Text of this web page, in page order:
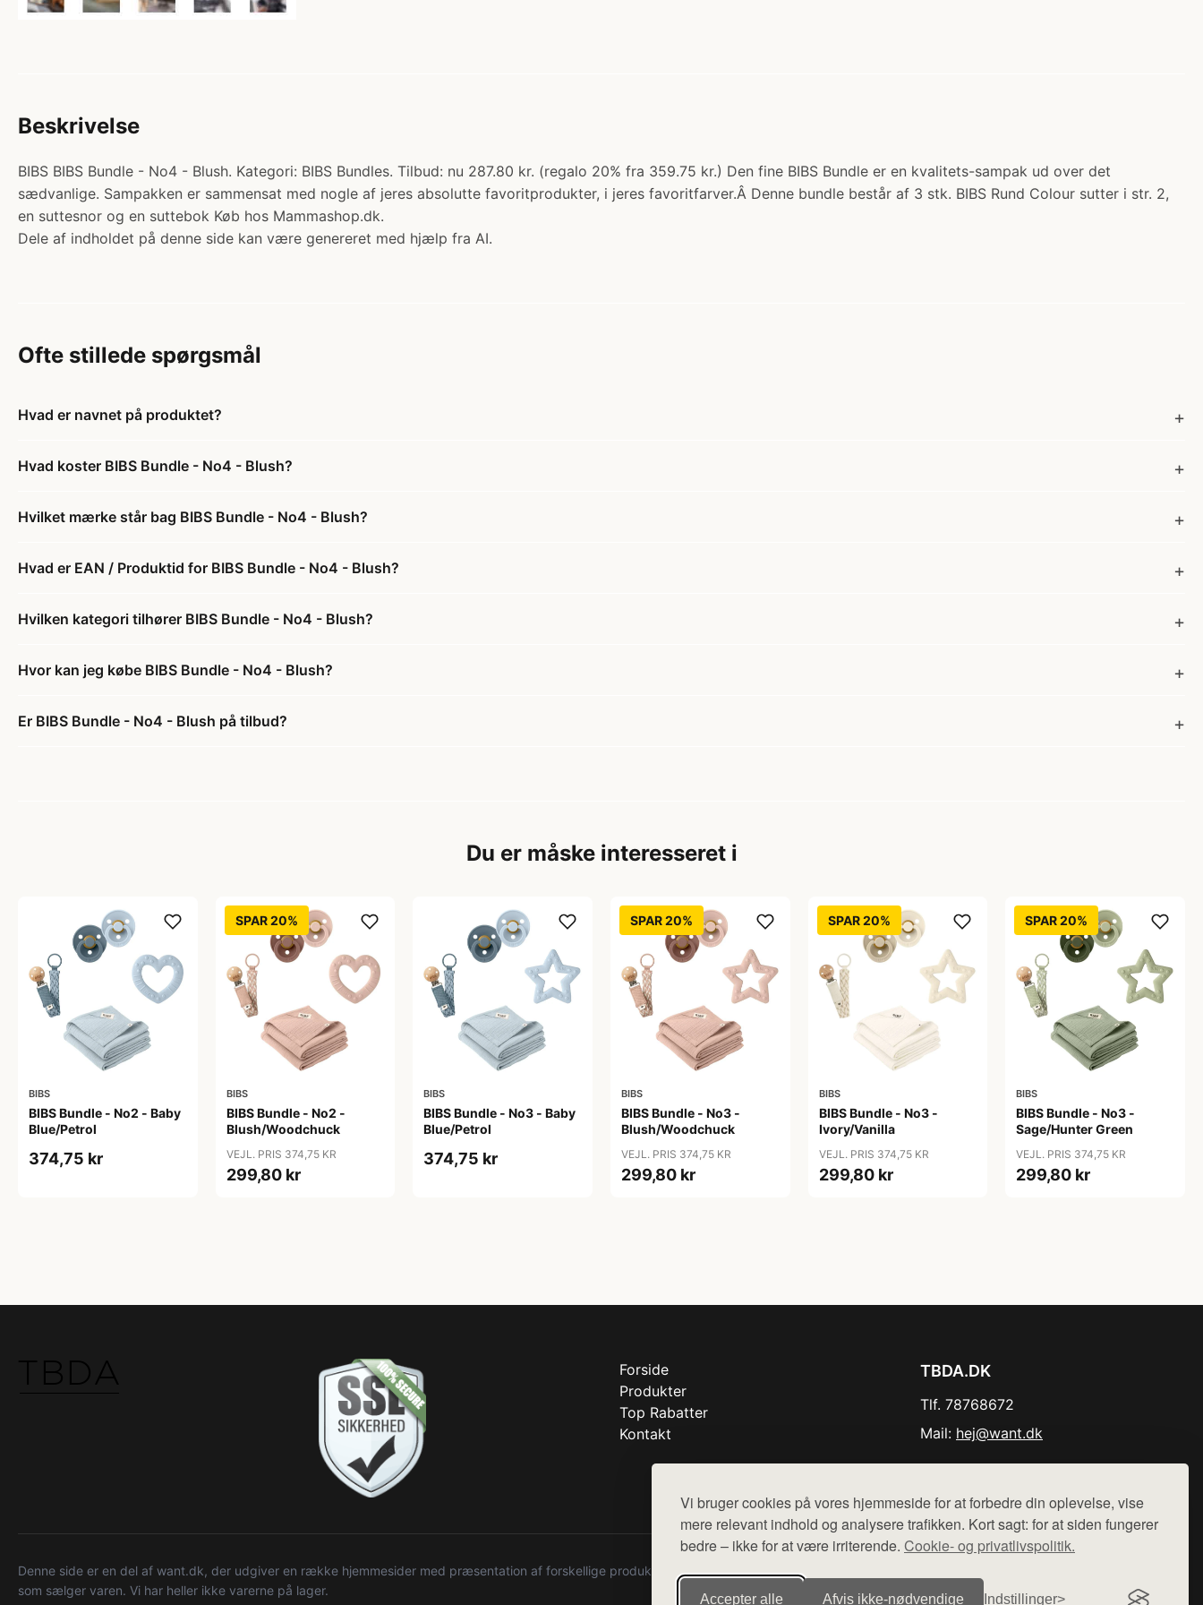
Vi bruger cookies på vores hjemmeside for at forbedre din oplevelse, vise
mere relevant indhold og analysere trafikken. Kort sagt: for at siden fungerer
bedre – ikke for at være irriterende. Cookie- og privatlivspolitik.
Accepter alle Afvis ikke‑nødvendige Indstillinger
Beskrivelse
BIBS BIBS Bundle - No4 - Blush. Kategori: BIBS Bundles. Tilbud: nu 287.80 kr. (regalo 20% fra 359.75 kr.) Den fine BIBS Bundle er en kvalitets-sampak ud over det
sædvanlige. Sampakken er sammensat med nogle af jeres absolutte favoritprodukter, i jeres favoritfarver.Â Denne bundle består af 3 stk. BIBS Rund Colour sutter i str. 2,
en suttesnor og en suttebok Køb hos Mammashop.dk.
Dele af indholdet på denne side kan være genereret med hjælp fra AI.
Ofte stillede spørgsmål
Hvad er navnet på produktet?
Hvad koster BIBS Bundle - No4 - Blush?
Hvilket mærke står bag BIBS Bundle - No4 - Blush?
Hvad er EAN / Produktid for BIBS Bundle - No4 - Blush?
Hvilken kategori tilhører BIBS Bundle - No4 - Blush?
Hvor kan jeg købe BIBS Bundle - No4 - Blush?
Er BIBS Bundle - No4 - Blush på tilbud?
Du er måske interesseret i
BIBS
BIBS Bundle - No2 - Baby
Blue/Petrol
374,75 kr
SPAR 20%
BIBS
BIBS Bundle - No2 -
Blush/Woodchuck
VEJL. PRIS 374,75 KR
299,80 kr
BIBS
BIBS Bundle - No3 - Baby
Blue/Petrol
374,75 kr
SPAR 20%
BIBS
BIBS Bundle - No3 -
Blush/Woodchuck
VEJL. PRIS 374,75 KR
299,80 kr
SPAR 20%
BIBS
BIBS Bundle - No3 -
Ivory/Vanilla
VEJL. PRIS 374,75 KR
299,80 kr
SPAR 20%
BIBS
BIBS Bundle - No3 -
Sage/Hunter Green
VEJL. PRIS 374,75 KR
299,80 kr
Forside
Produkter
Top Rabatter
Kontakt
TBDA.DK
Tlf. 78768672
Mail: hej@want.dk
Denne side er en del af want.dk, der udgiver en række hjemmesider med præsentation af forskellige produkter fra diverse webshops. Der sælges ikke varer fra denne side - vi henviser til de shops,
som sælger varen. Vi har heller ikke varerne på lager.